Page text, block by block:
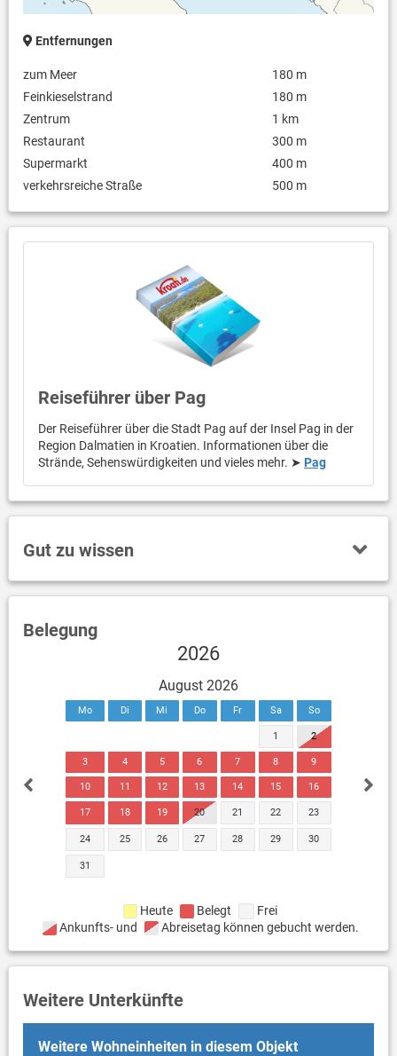
Entfernungen
zum Meer
180 m
Feinkieselstrand
180 m
Zentrum
1 km
Restaurant
300 m
Supermarkt
400 m
verkehrsreiche Straße
500 m
Reiseführer über Pag
Der Reiseführer über die Stadt Pag auf der Insel Pag in der
Region Dalmatien in Kroatien. Informationen über die
Strände, Sehenswürdigkeiten und vieles mehr. ➤ Pag
Gut zu wissen
Belegung
2026
August 2026
Mo Di Mi Do Fr Sa So
1 2
3 4 5 6 7 8 9
10 11 12 13 14 15 16
17 18 19 20 21 22 23
24 25 26 27 28 29 30
31
Heute Belegt
Frei
Ankunfts- und
Abreisetag können gebucht werden.
Weitere Unterkünfte
Weitere Wohneinheiten in diesem Objekt